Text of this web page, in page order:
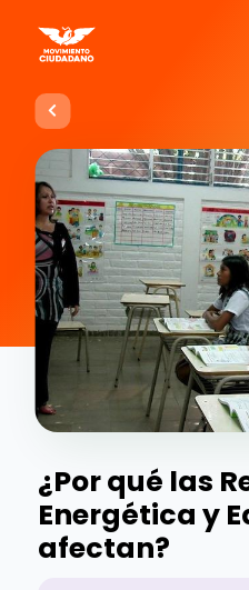
¿Por qué las
Energética y
afectan?